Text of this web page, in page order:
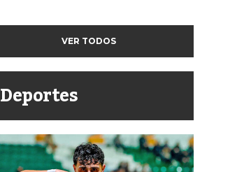
VER TODOS
Deportes